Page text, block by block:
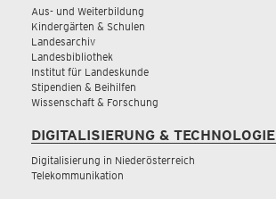
Aus- und Weiterbildung
Kindergärten & Schulen
Landesarchiv
Landesbibliothek
Institut für Landeskunde
Stipendien & Beihilfen
Wissenschaft & Forschung
DIGITALISIERUNG & TECHNOLOGIE
Digitalisierung in Niederösterreich
Telekommunikation